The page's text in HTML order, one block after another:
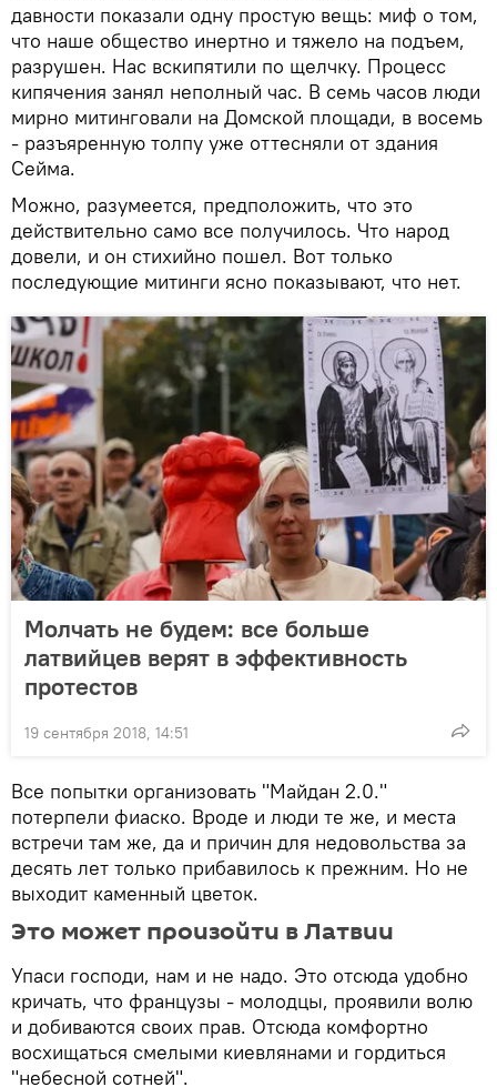
давности показали одну простую вещь: миф о том,
что наше общество инертно и тяжело на подъем,
разрушен. Нас вскипятили по щелчку. Процесс
кипячения занял неполный час. В семь часов люди
мирно митинговали на Домской площади, в восемь
- разъяренную толпу уже оттесняли от здания
Сейма.
Можно, разумеется, предположить, что это
действительно само все получилось. Что народ
довели, и он стихийно пошел. Вот только
последующие митинги ясно показывают, что нет.
Молчать не будем: все больше
латвийцев верят в эффективность
протестов
19 сентября 2018, 14:51
Все попытки организовать "Майдан 2.0."
потерпели фиаско. Вроде и люди те же, и места
встречи там же, да и причин для недовольства за
десять лет только прибавилось к прежним. Но не
выходит каменный цветок.
Это может произойти в Латвии
Упаси господи, нам и не надо. Это отсюда удобно
кричать, что французы - молодцы, проявили волю
и добиваются своих прав. Отсюда комфортно
восхищаться смелыми киевлянами и гордиться
"небесной сотней".